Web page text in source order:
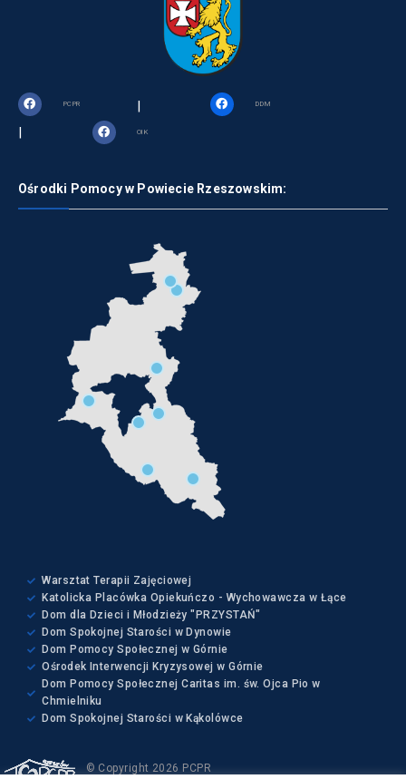
PCPR | DDM
| OIK
Ośrodki Pomocy w Powiecie Rzeszowskim:
Warsztat Terapii Zajęciowej
Katolicka Placówka Opiekuńczo - Wychowawcza w Łące
Dom dla Dzieci i Młodzieży "PRZYSTAŃ"
Dom Spokojnej Starości w Dynowie
Dom Pomocy Społecznej w Górnie
Ośrodek Interwencji Kryzysowej w Górnie
Dom Pomocy Społecznej Caritas im. św. Ojca Pio w
Chmielniku
Dom Spokojnej Starości w Kąkolówce
© Copyright 2026 PCPR